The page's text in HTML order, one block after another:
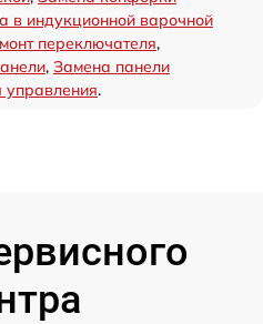
в индукционной варочной
переключателя,
, Замена панели
управления.